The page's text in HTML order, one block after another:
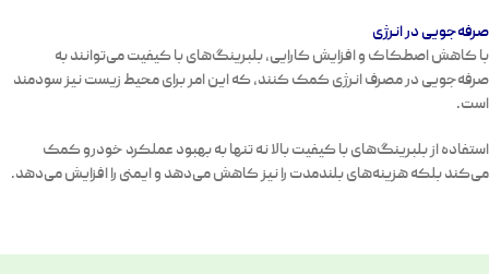
صرفه‌جویی در انرژی
با کاهش اصطکاک و افزایش کارایی، بلبرینگ‌های با کیفیت می‌توانند به
صرفه‌جویی در مصرف انرژی کمک کنند، که این امر برای محیط زیست نیز سودمند
است.
استفاده از بلبرینگ‌های با کیفیت بالا نه تنها به بهبود عملکرد خودرو کمک
می‌کند بلکه هزینه‌های بلندمدت را نیز کاهش می‌دهد و ایمنی را افزایش می‌دهد.